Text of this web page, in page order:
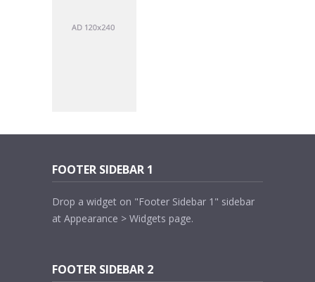
FOOTER SIDEBAR 1
Drop a widget on "Footer Sidebar 1" sidebar
at Appearance > Widgets page.
FOOTER SIDEBAR 2